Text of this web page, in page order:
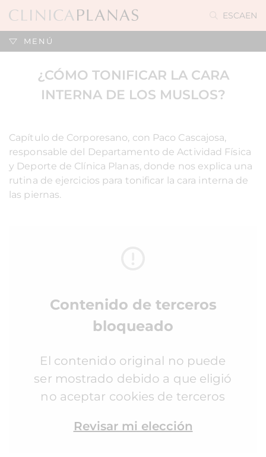
ESCAEN
MENÚ
¿CÓMO TONIFICAR LA CARA
INTERNA DE LOS MUSLOS?
Capítulo de Corporesano, con Paco Cascajosa,
responsable del Departamento de Actividad Física
y Deporte de Clínica Planas, donde nos explica una
rutina de ejercicios para tonificar la cara interna de
las piernas.
Contenido de terceros
bloqueado
El contenido original no puede
ser mostrado debido a que eligió
no aceptar cookies de terceros
Revisar mi elección